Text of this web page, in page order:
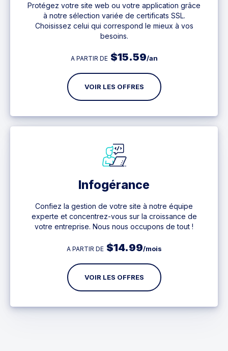
Protégez votre site web ou votre application grâce
à notre sélection variée de certificats SSL.
Choisissez celui qui correspond le mieux à vos
besoins.
A PARTIR DE $15.59/an
VOIR LES OFFRES
Infogérance
Confiez la gestion de votre site à notre équipe
experte et concentrez-vous sur la croissance de
votre entreprise. Nous nous occupons de tout !
A PARTIR DE $14.99/mois
VOIR LES OFFRES